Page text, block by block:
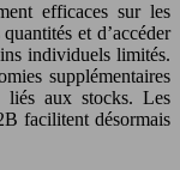
efficaces sur les
et d’accéder
individuels limités.
supplémentaires
aux stocks. Les
facilitent désormais